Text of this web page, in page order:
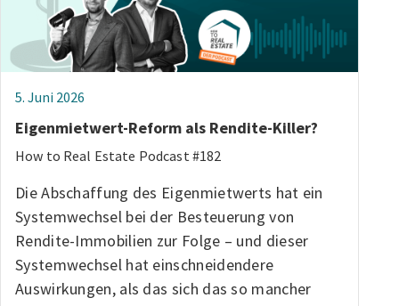
5. Juni 2026
Eigenmietwert-Reform als Rendite-Killer?
How to Real Estate Podcast #182
Die Abschaffung des Eigenmietwerts hat ein
Systemwechsel bei der Besteuerung von
Rendite-Immobilien zur Folge – und dieser
Systemwechsel hat einschneidendere
Auswirkungen, als das sich das so mancher